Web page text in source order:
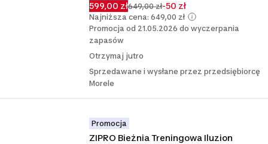
599,00 zł649,00 zł-50 zł
Najniższa cena: 649,00 zł
Promocja od 21.05.2026 do wyczerpania
zapasów
Otrzymaj jutro
Sprzedawane i wysłane przez przedsiębiorcę
Morele
Promocja
ZIPRO Bieżnia Treningowa Iluzion